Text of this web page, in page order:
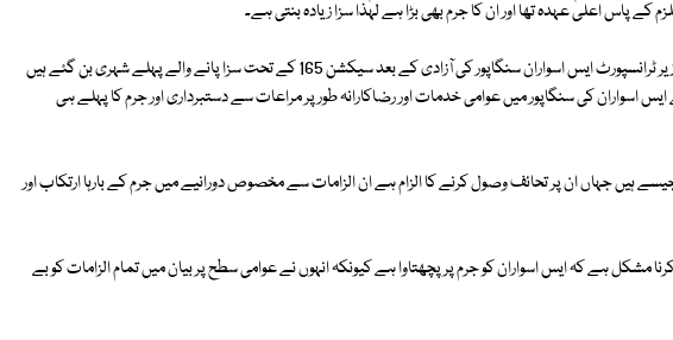
پاس اعلیٰ عہدہ تھا اور ان کا جرم بھی بڑا ہے لہٰذا سزا زیادہ بنتی ہے۔
مقامی میڈیا نے رپورٹ کیا کہ سابق وزیر ٹرانسپورٹ ایس اسواران سنگاپور کی آزادی کے بعد سیکشن 165 کے تحت سزا پانے والے پہلے شہری بن گئے ہیں
اسواران کی سنگاپور میں عوامی خدمات اور رضاکارانہ طور پر مراعات سے دستبرداری اور جرم کا پہلے ہی
30 الزامات ایک جیسے ہیں جہاں ان پر تحائف وصول کرنے کا الزام ہے ان الزامات سے مخصوص دورانیے میں جرم کے بارہا ارتکاب اور
مشکل ہے کہ ایس اسواران کو جرم پر پچھتاوا ہے کیونکہ انہوں نے عوامی سطح پر بیان میں تمام الزامات کو بے